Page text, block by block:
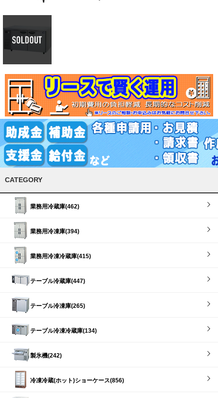
CATEGORY
業務用冷蔵庫(462)
業務用冷凍庫(394)
業務用冷凍冷蔵庫(415)
テーブル冷蔵庫(447)
テーブル冷凍庫(265)
テーブル冷凍冷蔵庫(134)
製氷機(242)
冷凍冷蔵(ホット)ショーケース(856)